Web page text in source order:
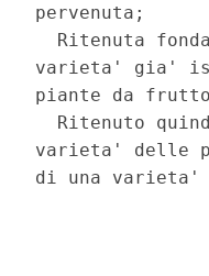
pervenuta;
Ritenuta
varieta' gia'
piante da
Ritenuto
varieta' delle
di una